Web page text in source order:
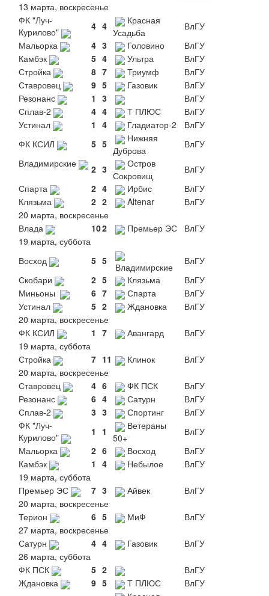
13 марта, воскресенье
ФК "Луч-
Курилово"
4 4
Красная
Усадьба
ВлГУ
Мальорка
4 3 Головино
ВлГУ
Камбэк
5 4 Ультра
ВлГУ
Стройка
8 7 Триумф
ВлГУ
Ставровец
9 5 Газовик
ВлГУ
Резонанс
1 3
ВлГУ
Сплав-2
4 4 Т ПЛЮС
ВлГУ
Устинал
1 4 Гладиатор-2
ВлГУ
ФК КСИЛ
5 5
Нижняя
Дуброва
ВлГУ
Владимирские
2 3
Остров
Сокровищ
ВлГУ
Спарта
2 4 Ирбис
ВлГУ
Клязьма
2 2 Altenar
ВлГУ
20 марта, воскресенье
Влада
102 Премьер ЭС
ВлГУ
19 марта, суббота
Восход
5 5
Владимирские
ВлГУ
Скобари
2 5 Клязьма
ВлГУ
Миньоны
6 7 Спарта
ВлГУ
Устинал
5 2 Ждановка
ВлГУ
20 марта, воскресенье
ФК КСИЛ
1 7 Авангард
ВлГУ
19 марта, суббота
Стройка
7 11 Клинок
ВлГУ
20 марта, воскресенье
Ставровец
4 6 ФК ПСК
ВлГУ
Резонанс
6 4 Сатурн
ВлГУ
Сплав-2
3 3 Спортинг
ВлГУ
ФК "Луч-
Курилово"
1 1
Ветераны
50+
ВлГУ
Мальорка
2 6 Восход
ВлГУ
Камбэк
1 4 Небылое
ВлГУ
19 марта, суббота
Премьер ЭС
7 3 Айвек
ВлГУ
20 марта, воскресенье
Терион
6 5 МиФ
ВлГУ
27 марта, воскресенье
Сатурн
4 4 Газовик
ВлГУ
26 марта, суббота
ФК ПСК
5 2
ВлГУ
Ждановка
9 5 Т ПЛЮС
ВлГУ